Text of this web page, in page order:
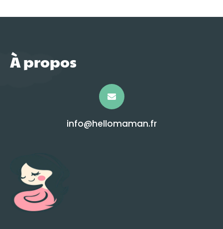
À propos
info@hellomaman.fr